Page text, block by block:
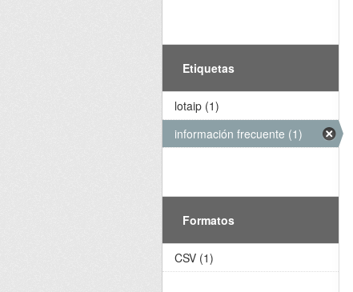
Etiquetas
lotaip (1)
información frecuente (1)
Formatos
CSV (1)